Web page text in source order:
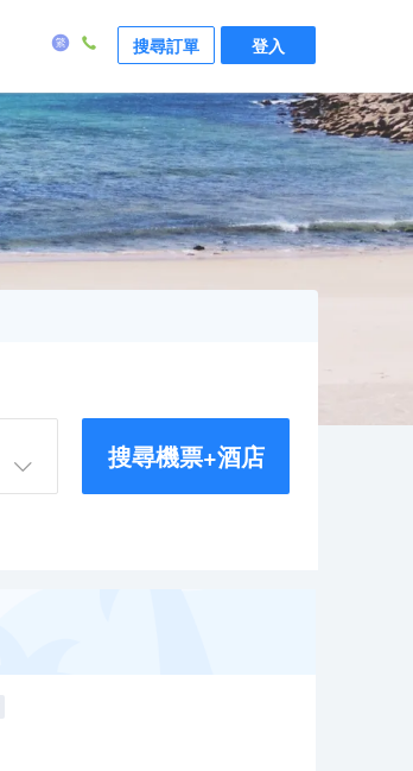
搜尋訂單 登入
搜尋機票+酒店